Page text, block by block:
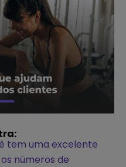
tem uma excelente
números de